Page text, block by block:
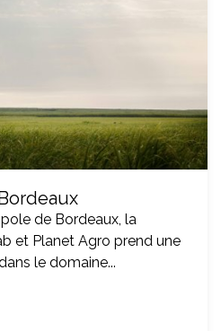
de Bordeaux, la
et Planet Agro prend une
le domaine...